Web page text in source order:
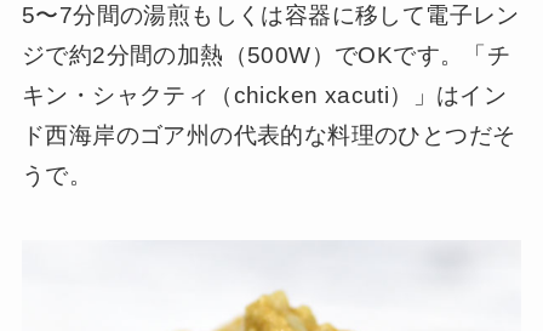
5〜7分間の湯煎もしくは容器に移して電子レン
ジで約2分間の加熱（500W）でOKです。「チ
キン・シャクティ（chicken xacuti）」はイン
ド西海岸のゴア州の代表的な料理のひとつだそ
うで。